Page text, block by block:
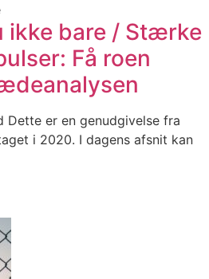
ikke bare / Stærke
Få roen
Dette er en genudgivelse fra
i 2020. I dagens afsnit kan